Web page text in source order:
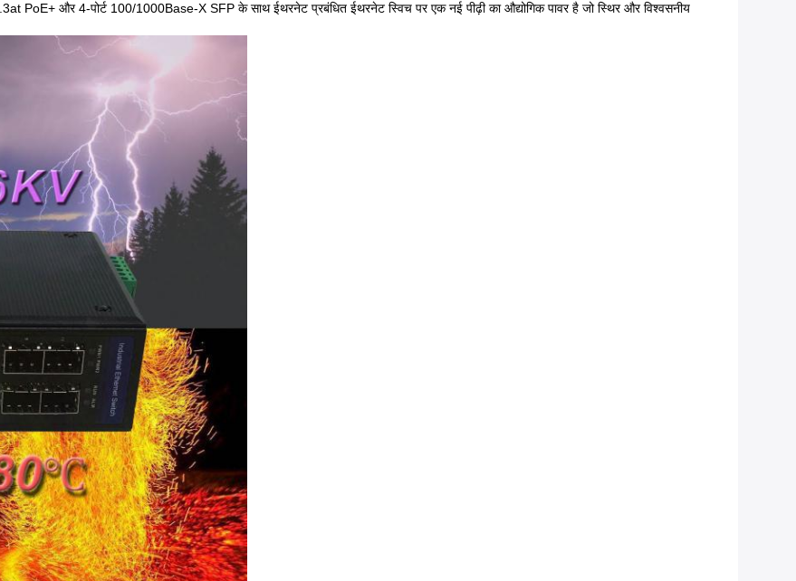
PoE+ और 4-पोर्ट 100/1000Base-X SFP के साथ ईथरनेट प्रबंधित ईथरनेट स्विच पर एक नई पीढ़ी का औद्योगिक पावर है जो स्थिर और विश्वसनीय